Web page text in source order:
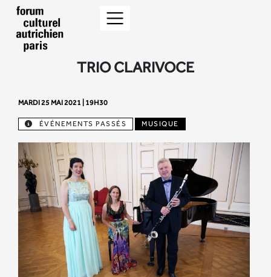
TRIO CLARIVOCE
MARDI 25 MAI 2021 | 19H30
ÉVÉNEMENTS PASSÉS MUSIQUE